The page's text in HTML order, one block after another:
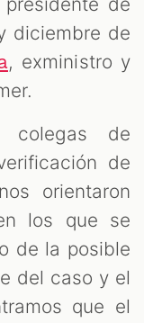
diciembre de
, exministro y
colegas de
de
orientaron
los que se
de la posible
del caso y el
que el